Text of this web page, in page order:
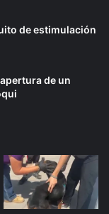
de estimulación
de un